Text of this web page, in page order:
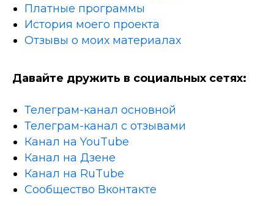
Платные программы
История моего проекта
Отзывы о моих материалах
Давайте дружить в социальных сетях:
Телеграм-канал основной
Телеграм-канал с отзывами
Канал на YouTube
Канал на Дзене
Канал на RuTube
Сообщество Вконтакте